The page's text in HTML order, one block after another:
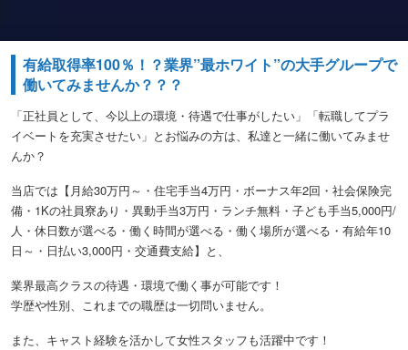
有給取得率100％！？業界”最ホワイト”の大手グループで
働いてみませんか？？？
「正社員として、今以上の環境・待遇で仕事がしたい」「転職してプラ
イベートを充実させたい」とお悩みの方は、私達と一緒に働いてみませ
んか？
当店では【月給30万円～・住宅手当4万円・ボーナス年2回・社会保険完
備・1Kの社員寮あり・異動手当3万円・ランチ無料・子ども手当5,000円/
人・休日数が選べる・働く時間が選べる・働く場所が選べる・有給年10
日～・日払い3,000円・交通費支給】と、
業界最高クラスの待遇・環境で働く事が可能です！
学歴や性別、これまでの職歴は一切問いません。
また、キャスト経験を活かして女性スタッフも活躍中です！